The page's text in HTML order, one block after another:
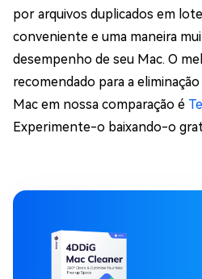
por arquivos duplicados em
conveniente e uma maneira
desempenho de seu Mac. O
recomendado para a
Mac em nossa comparação é
Experimente-o baixando-o